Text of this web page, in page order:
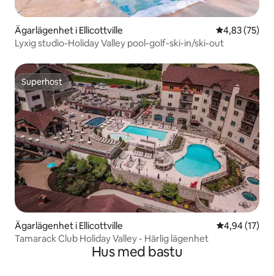
Ägarlägenhet i Ellicottville 4,83 av 5 i
4,83 (75)
Lyxig studio-Holiday Valley pool-golf-ski-in/ski-out
Superhost
Superhost
Ägarlägenhet i Ellicottville 4,94 av 5 i
4,94 (17)
Tamarack Club Holiday Valley - Härlig lägenhet
Hus med bastu